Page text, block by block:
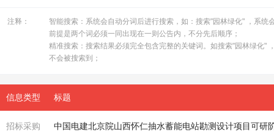
注释：
智能搜索：系统会自动分词后进行搜索，如：搜索"园林绿化" ，系统
前提是两个词必须一同出现在一则公告内，不分先后顺序；
精准搜索：搜索结果必须完全包含完整的关键词。如搜索"园林绿化"
不会被搜索到；
信息类型 标题
招标采购